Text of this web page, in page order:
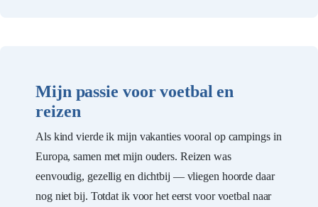
Mijn passie voor voetbal en
reizen
Als kind vierde ik mijn vakanties vooral op campings in
Europa, samen met mijn ouders. Reizen was
eenvoudig, gezellig en dichtbij — vliegen hoorde daar
nog niet bij. Totdat ik voor het eerst voor voetbal naar